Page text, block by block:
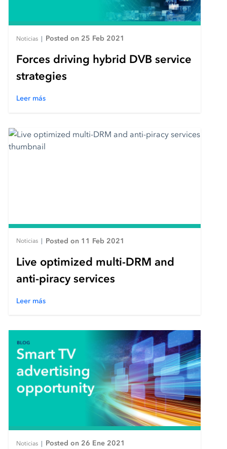
Noticias Posted on 25 Feb 2021
Forces driving hybrid DVB service
strategies
Leer más
Noticias Posted on 11 Feb 2021
Live optimized multi-DRM and
anti-piracy services
Leer más
Noticias | Posted on 26 Ene 2021